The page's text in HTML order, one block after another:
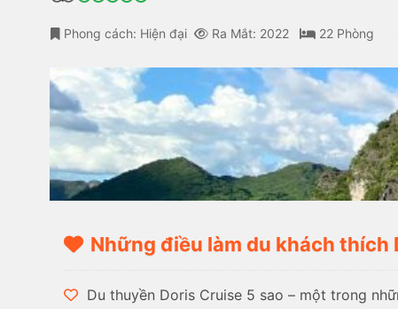
Phong cách: Hiện đại Ra Mắt: 2022 22 Phòng
Những điều làm du khách thích
Du thuyền Doris Cruise 5 sao – một trong